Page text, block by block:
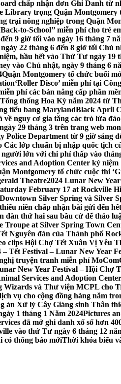
chấp nhận đơn Ghi Danh từ
Library trọng Quận
trại nông nghiệp trong Quận
to-School’’ miễn phí cho trẻ
9 giờ tối vào ngày 16 tháng 7
22 tháng 6 đến 8 giờ tối Chủ
hầu hết vào Thứ Tư ngày 19
vào Chủ nhật, ngày 9 tháng 6
Quận Montgomery tổ chức buổi
‘Roller Disco’ miễn phí tại
phí các bản nâng cấp phần
thống Hoa Kỳ năm 2024 từ
tiểu bang MarylandBlack April
nguy cơ gia tăng các trò lừa
29 tháng 3 trên trang web
Department từ 9 giờ sáng
Các lớp chuẩn bị nhập quốc tịch
lớn với chi phí thấp vào
and Adoption Center kỷ
Montgomery tổ chức cuộc thi
Theatre2024 Lunar New
February 17 at Rockville
Silver Spring và Silver
niên chấp nhận bài gửi đến
đàn thứ hai sau bầu cử để thảo
at Silver Spring Town
Nguyên đán của Thành phố
clips Hội Chợ Tết Xuân Vị Yêu
– Tết Festival – Lunar New Year
truyện tranh miễn phí
New Year Festival – Hội Chợ
Services and Adoption
và Thư viện MCPL cho
vụ cho cộng đồng hàng năm
án Xử lý Cây Giáng sinh Thân
1 tháng 1 Năm 2024Pictures
đã mở ghi danh xổ số hơn
vào thứ Tư ngày 6 tháng 12
có thông báo mớiThời khóa biểu